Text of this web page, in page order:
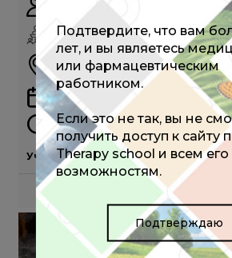
Аметов А.С.
ОЧНО
отель Novotel Владивосток, г.
Партизанский пр., д. 44В
11 сентября 2026
10:00 - 18:00 (мск)
Участие бесплатное
ПОДРОБНЕЕ
Подтвердите, что вам
лет, и вы являетесь
или фармацевтическим
работником.
Если это не так, вы не
получить доступ к сайту
Therapy school и всем его
возможностям.
Подтверждаю